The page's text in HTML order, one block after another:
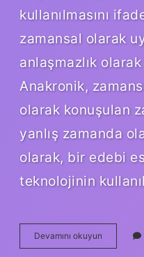
kullanılmasını
zamansal olarak
anlaşmazlık
Anakronik,
olarak konuşulan
yanlış zamanda
olarak, bir edebi
teknolojinin
Devamını okuyun Anakronik
ne